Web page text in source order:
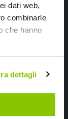
dati web,
combinarle
che hanno
dettagli